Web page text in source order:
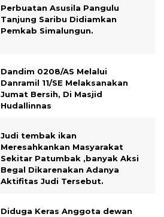
Perbuatan Asusila Pangulu
Tanjung Saribu Didiamkan
Pemkab Simalungun.
Dandim 0208/AS Melalui
Danramil 11/SE Melaksanakan
Jumat Bersih, Di Masjid
Hudallinnas
Judi tembak ikan
Meresahkankan Masyarakat
Sekitar Patumbak ,banyak Aksi
Begal Dikarenakan Adanya
Aktifitas Judi Tersebut.
Diduga Keras Anggota dewan